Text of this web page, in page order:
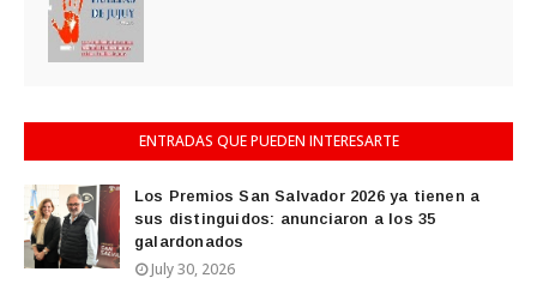
ENTRADAS QUE PUEDEN INTERESARTE
Los Premios San Salvador 2026 ya tienen a
sus distinguidos: anunciaron a los 35
galardonados
July 30, 2026